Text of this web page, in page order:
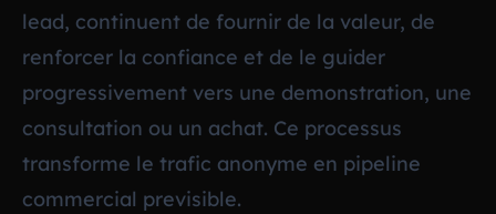
lead, continuent de fournir de la valeur, de
renforcer la confiance et de le guider
progressivement vers une demonstration, une
consultation ou un achat. Ce processus
transforme le trafic anonyme en pipeline
commercial previsible.